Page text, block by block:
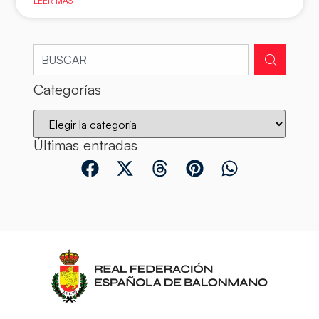
Categorías
Últimas entradas